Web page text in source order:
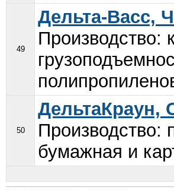
49
Дельта-Васс,
Производство:
50
ДельтаКраун,
Производство:
бумажная и